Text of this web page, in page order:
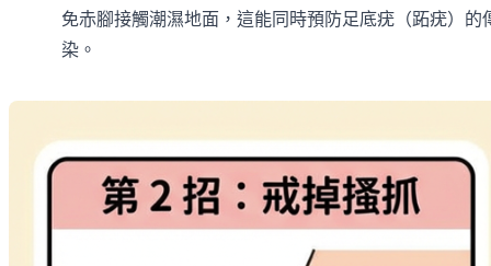
免赤腳接觸潮濕地面，這能同時預防足底疣（跖疣）的
染。